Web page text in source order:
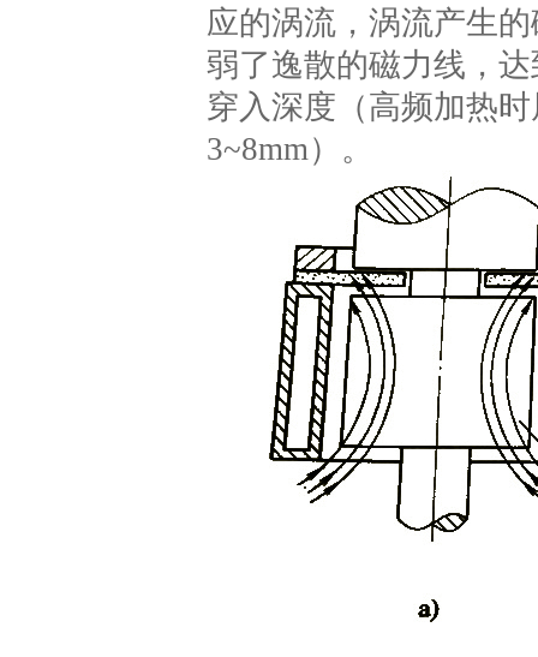
应的涡流，涡流产生
弱了逸散的磁力线，
穿入深度（高频加热
3~8mm）。